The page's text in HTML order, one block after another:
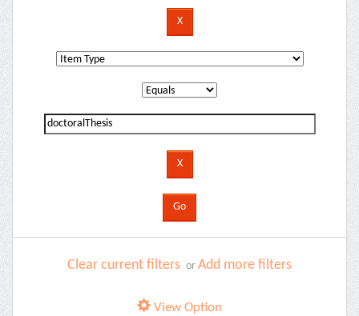
Clear current filters or Add more filters
View Option